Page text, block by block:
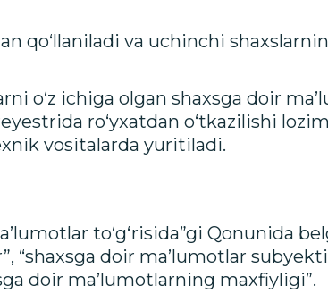
qo‘llaniladi va uchinchi
o‘z ichiga olgan shaxsga doir
ro‘yxatdan o‘tkazilishi
vositalarda yuritiladi.
to‘g‘risida”gi Qonunida
“shaxsga doir ma’lumotlar
doir ma’lumotlarning maxfiyligi”.